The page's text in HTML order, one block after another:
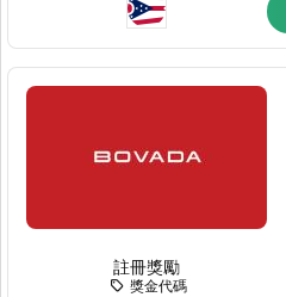
註冊獎勵
獎金代碼